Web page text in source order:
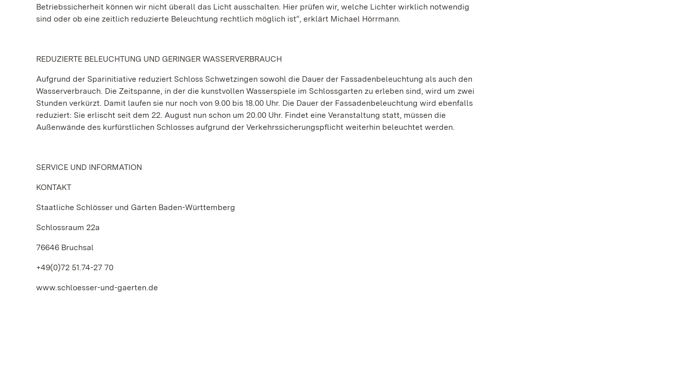
Betriebssicherheit können wir nicht überall das Licht ausschalten. Hier prüfen wir, welche Lichter wirklich notwendig
sind oder ob eine zeitlich reduzierte Beleuchtung rechtlich möglich ist“, erklärt Michael Hörrmann.
REDUZIERTE BELEUCHTUNG UND GERINGER WASSERVERBRAUCH
Aufgrund der Sparinitiative reduziert Schloss Schwetzingen sowohl die Dauer der Fassadenbeleuchtung als auch den
Wasserverbrauch. Die Zeitspanne, in der die kunstvollen Wasserspiele im Schlossgarten zu erleben sind, wird um zwei
Stunden verkürzt. Damit laufen sie nur noch von 9.00 bis 18.00 Uhr. Die Dauer der Fassadenbeleuchtung wird ebenfalls
reduziert: Sie erlischt seit dem 22. August nun schon um 20.00 Uhr. Findet eine Veranstaltung statt, müssen die
Außenwände des kurfürstlichen Schlosses aufgrund der Verkehrssicherungspflicht weiterhin beleuchtet werden.
SERVICE UND INFORMATION
KONTAKT
Staatliche Schlösser und Gärten Baden-Württemberg
Schlossraum 22a
76646 Bruchsal
+49(0)72 51.74-27 70
www.schloesser-und-gaerten.de